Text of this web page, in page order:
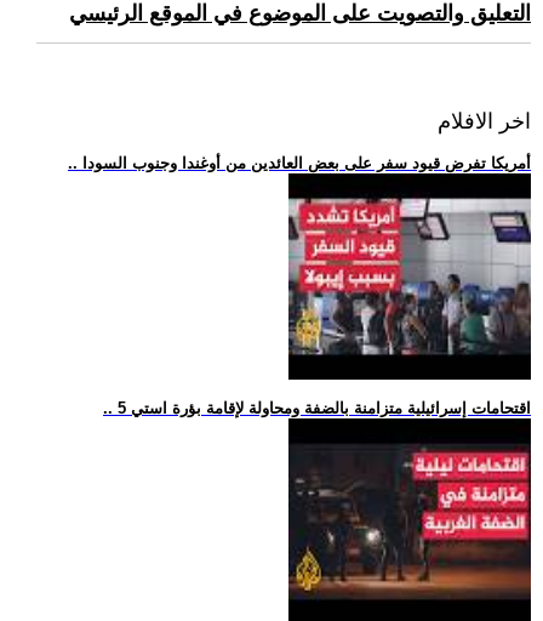
التعليق والتصويت على الموضوع في الموقع الرئيسي
اخر الافلام
.. أمريكا تفرض قيود سفر على بعض العائدين من أوغندا وجنوب السودا
.. 5 اقتحامات إسرائيلية متزامنة بالضفة ومحاولة لإقامة بؤرة استي